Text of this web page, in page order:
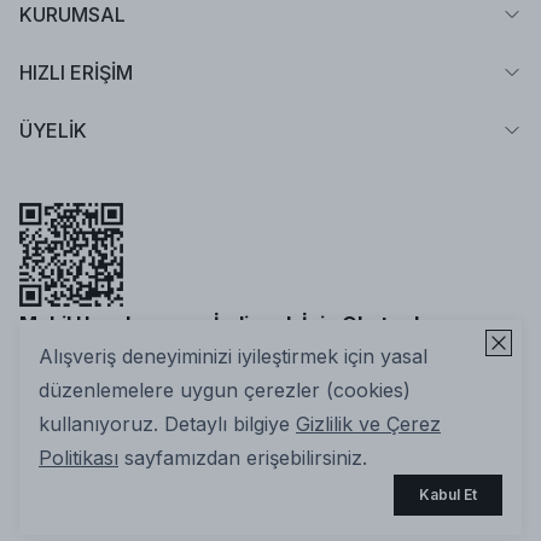
Alışveriş deneyiminizi iyileştirmek için yasal
düzenlemelere uygun çerezler (cookies)
kullanıyoruz. Detaylı bilgiye Gizlilik ve Çerez
Politikası sayfamızdan erişebilirsiniz.
Kabul Et
KURUMSAL
HIZLI ERİŞİM
ÜYELİK
Mobil Uygulamamızı İndirmek İçin Okutun!
2025 Nuuwears. Tüm Hakları Saklıdır | ikas E-ticaret